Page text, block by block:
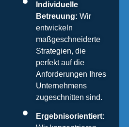
Individuelle
Betreuung: Wir
entwickeln
maßgeschneiderte
Strategien, die
perfekt auf die
Anforderungen Ihres
Unternehmens
zugeschnitten sind.
Ergebnisorientiert: